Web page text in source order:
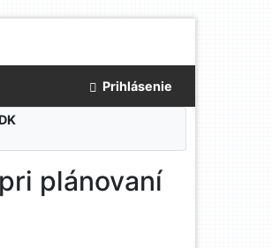
Prihlásenie
plánovaní